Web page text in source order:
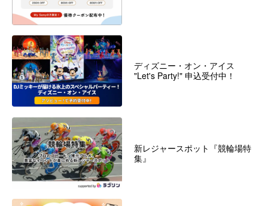
ディズニー・オン・アイス
"Let's Party!" 申込受付中！
新レジャースポット『競輪場特
集』